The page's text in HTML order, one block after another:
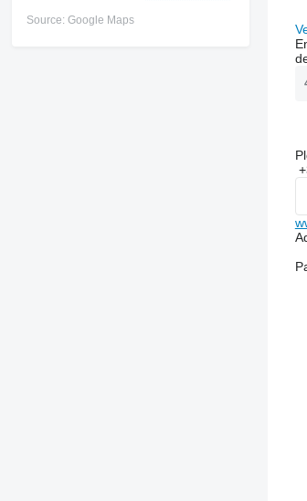
Source: Google Maps